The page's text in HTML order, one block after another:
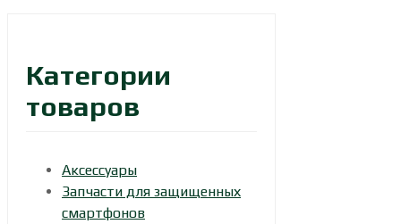
Категории
товаров
Аксессуары
Запчасти для защищенных
смартфонов